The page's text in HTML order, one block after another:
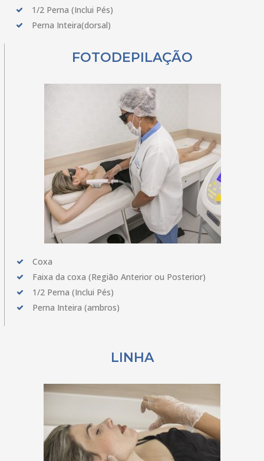
1/2 Perna (Inclui Pés)
Perna Inteira(dorsal)
FOTODEPILAÇÃO
Coxa
Faixa da coxa (Região Anterior ou Posterior)
1/2 Perna (Inclui Pés)
Perna Inteira (ambros)
LINHA